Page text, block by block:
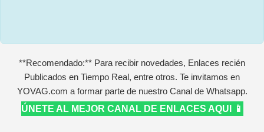
**Recomendado:** Para recibir novedades, Enlaces recién
Publicados en Tiempo Real, entre otros. Te invitamos en
YOVAG.com a formar parte de nuestro Canal de Whatsapp.
ÚNETE AL MEJOR CANAL DE ENLACES AQUI 📱